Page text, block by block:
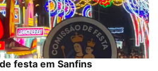
festa em Sanfins